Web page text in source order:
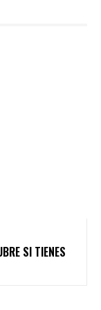
SI TIENES